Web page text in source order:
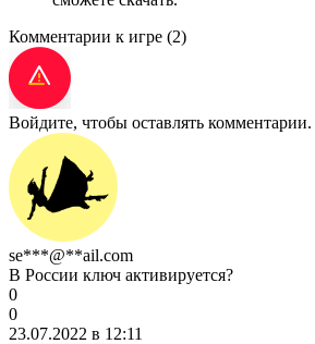
Комментарии к игре (2)
Войдите, чтобы оставлять комментарии.
se***@**ail.com
В России ключ активируется?
0
0
23.07.2022 в 12:11